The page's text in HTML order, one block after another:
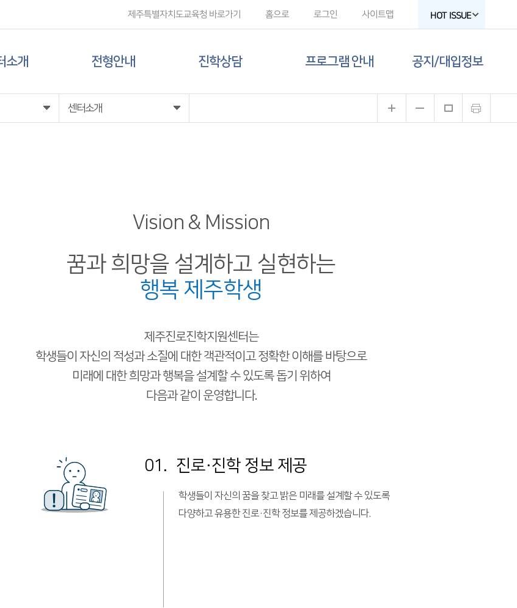
제주특별자치도교육청 바로가기 홈으로 로그인 사이트맵 HOT ISSUE
소개 전형안내 진학상담 프로그램 안내 공지/대입정보
개 대입 일정 공지사항
센터소개
Vision & Mission
꿈과 희망을 설계하고 실현하는
행복 제주학생
제주진로진학지원센터는
학생들이 자신의 적성과 소질에 대한객관적이고 정확한 이해를 바탕으로
미래에 대한 희망과 행복을 설계할 수 있도록 돕기 위하여
다음과 같이 운영합니다.
01. 진로·진학 정보 제공
학생들이 자신의 꿈을 찾고 밝은 미래를 설계할 수 있도록
다양하고 유용한 진로·진학 정보를 제공하겠습니다.